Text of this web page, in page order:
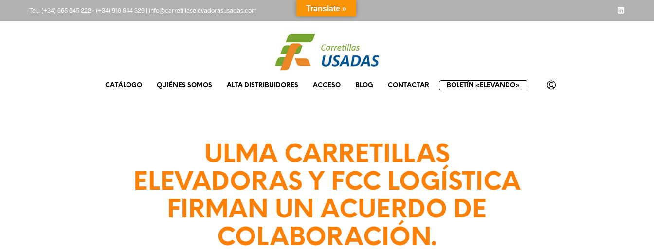
Tel.: (+34) 665 845 222- (+34) 918 844 329 | info@carretillaselevadorasusadas.com
CATÁLOGO QUIÉNES SOMOS ALTA DISTRIBUIDORES ACCESO BLOG CONTACTAR BOLETÍN «ELEVANDO»
ULMA CARRETILLAS
ELEVADORAS Y FCC LOGÍSTICA
FIRMAN UN ACUERDO DE
COLABORACIÓN.
Translate »